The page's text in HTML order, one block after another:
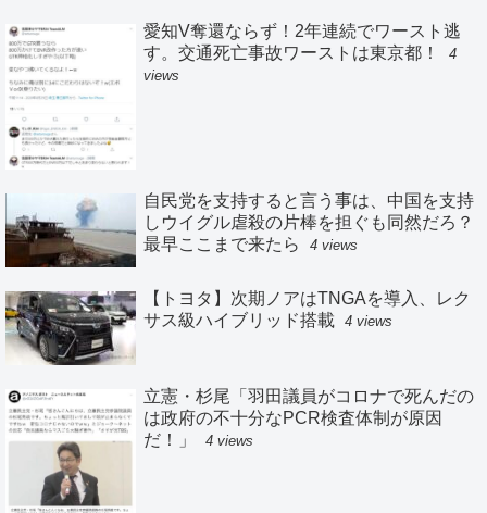
愛知V奪還ならず！2年連続でワースト逃
す。交通死亡事故ワーストは東京都！
4
views
自民党を支持すると言う事は、中国を支持
しウイグル虐殺の片棒を担ぐも同然だろ？
最早ここまで来たら
4 views
【トヨタ】次期ノアはTNGAを導入、レク
サス級ハイブリッド搭載
4 views
立憲・杉尾「羽田議員がコロナで死んだの
は政府の不十分なPCR検査体制が原因
だ！」
4 views